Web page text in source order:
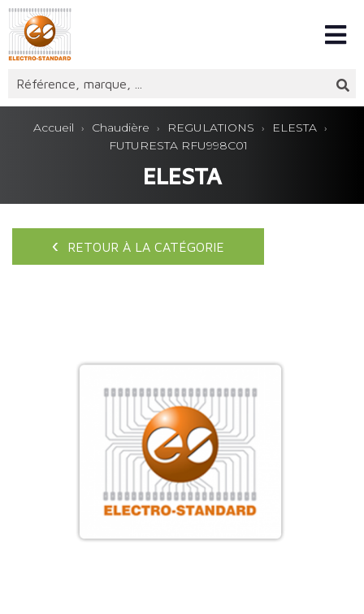
Accueil Chaudière REGULATIONS
ELESTA
FUTURESTA RFU998C01
ELESTA
RETOUR À LA CATÉGORIE